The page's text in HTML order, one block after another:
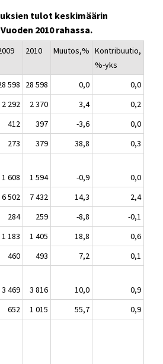
tulot keskimäärin
2010 rahassa.
2010 Muutos,% Kontribuutio,
%-yks
598 28 598 0,0
0,0
2 292 2 370 3,4
0,2
412 397 -3,6
0,0
273 379 38,8
0,3
1 608 1 594 -0,9
0,0
6 502 7 432 14,3
2,4
284 259 -8,8
-0,1
1 183 1 405 18,8
0,6
460 493 7,2
0,1
3 469 3 816 10,0
0,9
652 1 015 55,7
0,9